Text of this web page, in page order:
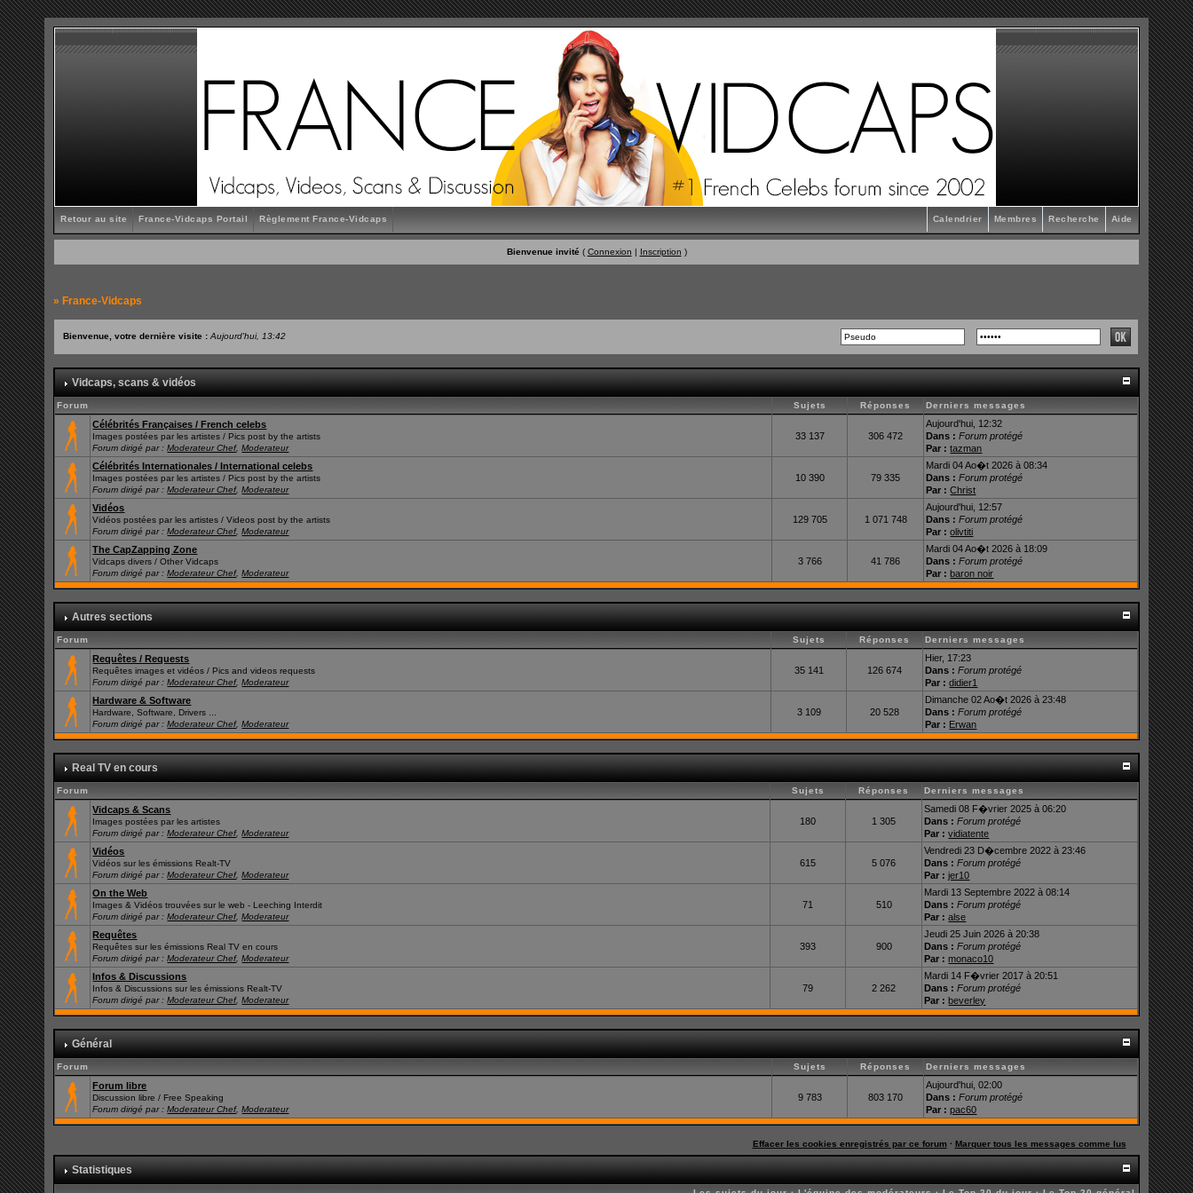
Retour au site France-Vidcaps Portail Règlement France-Vidcaps Aide
Recherche
Membres
Calendrier
Bienvenue invité( Connexion | Inscription )
» France-Vidcaps
Bienvenue, votre dernière visite :Aujourd'hui, 13:42
Vidcaps, scans & vidéos
Forum Sujets Réponses Derniers messages
Célébrités Françaises / French celebs
Images postées par les artistes / Pics post by the artists
Forum dirigé par :Moderateur Chef,Moderateur
33 137 306 472
Aujourd'hui, 12:32
Dans : Forum protégé
Par : tazman
Célébrités Internationales / International celebs
Images postées par les artistes / Pics post by the artists
Forum dirigé par :Moderateur Chef,Moderateur
10 390 79 335
Mardi 04 Ao�t 2026 à 08:34
Dans : Forum protégé
Par : Christ
Vidéos
Vidéos postées par les artistes / Videos post by the artists
Forum dirigé par :Moderateur Chef,Moderateur
129 705 1 071 748
Aujourd'hui, 12:57
Dans : Forum protégé
Par : olivtiti
The CapZapping Zone
Vidcaps divers / Other Vidcaps
Forum dirigé par :Moderateur Chef,Moderateur
3 766 41 786
Mardi 04 Ao�t 2026 à 18:09
Dans : Forum protégé
Par : baron noir
Autres sections
Forum Sujets Réponses Derniers messages
Requêtes / Requests
Requêtes images et vidéos / Pics and videos requests
Forum dirigé par :Moderateur Chef,Moderateur
35 141 126 674
Hier, 17:23
Dans : Forum protégé
Par : didier1
Hardware & Software
Hardware, Software, Drivers ...
Forum dirigé par :Moderateur Chef,Moderateur
3 109 20 528
Dimanche 02 Ao�t 2026 à 23:48
Dans : Forum protégé
Par : Erwan
Real TV en cours
Forum Sujets Réponses Derniers messages
Vidcaps & Scans
Images postées par les artistes
Forum dirigé par :Moderateur Chef,Moderateur
180 1 305
Samedi 08 F�vrier 2025 à 06:20
Dans : Forum protégé
Par : vidiatente
Vidéos
Vidéos sur les émissions Realt-TV
Forum dirigé par :Moderateur Chef,Moderateur
615 5 076
Vendredi 23 D�cembre 2022 à 23:46
Dans : Forum protégé
Par : jer10
On the Web
Images & Vidéos trouvées sur le web - Leeching Interdit
Forum dirigé par :Moderateur Chef,Moderateur
71 510
Mardi 13 Septembre 2022 à 08:14
Dans : Forum protégé
Par : alse
Requêtes
Requêtes sur les émissions Real TV en cours
Forum dirigé par :Moderateur Chef,Moderateur
393 900
Jeudi 25 Juin 2026 à 20:38
Dans : Forum protégé
Par : monaco10
Infos & Discussions
Infos & Discussions sur les émissions Realt-TV
Forum dirigé par :Moderateur Chef,Moderateur
79 2 262
Mardi 14 F�vrier 2017 à 20:51
Dans : Forum protégé
Par : beverley
Général
Forum Sujets Réponses Derniers messages
Forum libre
Discussion libre / Free Speaking
Forum dirigé par :Moderateur Chef,Moderateur
9 783 803 170
Aujourd'hui, 02:00
Dans : Forum protégé
Par : pac60
Effacer les cookies enregistrés par ce forum· Marquer tous les messages comme lus
Statistiques